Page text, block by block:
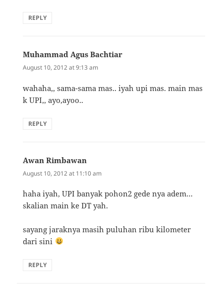
REPLY
Muhammad Agus Bachtiar
August 10, 2012 at 9:13 am
wahaha,, sama-sama mas.. iyah upi mas. main mas
k UPI,, ayo,ayoo..
REPLY
Awan Rimbawan
August 10, 2012 at 11:10 am
haha iyah, UPI banyak pohon2 gede nya adem…
skalian main ke DT yah.
sayang jaraknya masih puluhan ribu kilometer
dari sini
REPLY